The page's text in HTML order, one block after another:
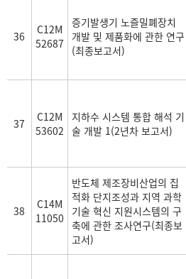
36
C12M
52687
증기발생기 노즐밀폐장치
개발 및 제품화에 관한 연구
(최종보고서)
37
C12M
53602
지하수 시스템 통합 해석 기
술 개발 1(2년차 보고서)
38
C14M
11050
반도체 제조장비산업의 집
적화 단지조성과 지역 과학
기술 혁신 지원시스템의 구
축에 관한 조사연구(최종보
고서)